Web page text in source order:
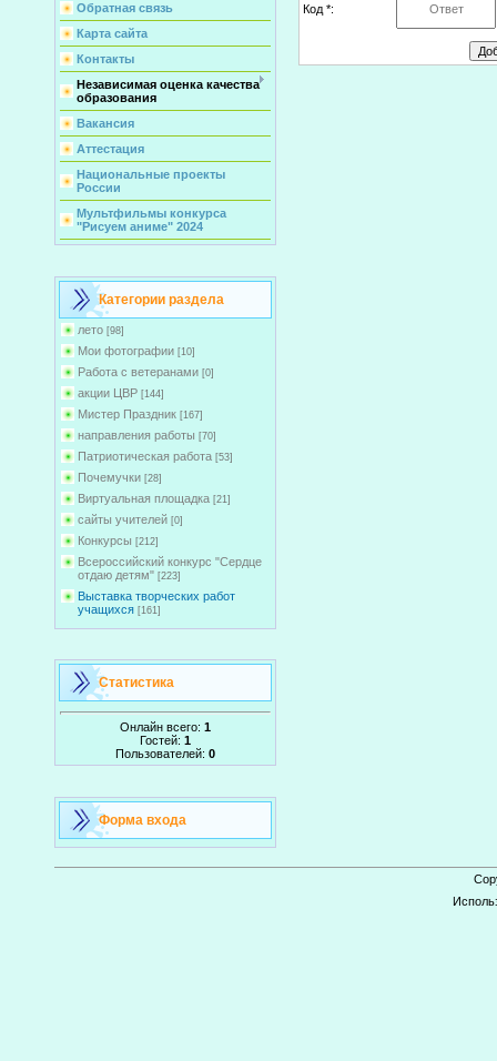
Обратная связь
Карта сайта
Контакты
Независимая оценка качества
образования
Вакансия
Аттестация
Национальные проекты
России
Мультфильмы конкурса
"Рисуем аниме" 2024
Категории раздела
лето [98]
Мои фотографии [10]
Работа с ветеранами [0]
акции ЦВР [144]
Мистер Праздник [167]
направления работы [70]
Патриотическая работа [53]
Почемучки [28]
Виртуальная площадка [21]
сайты учителей [0]
Конкурсы [212]
Всероссийский конкурс "Сердце
отдаю детям" [223]
Выставка творческих работ
учащихся [161]
Статистика
Онлайн всего: 1
Гостей: 1
Пользователей: 0
Форма входа
Код *: